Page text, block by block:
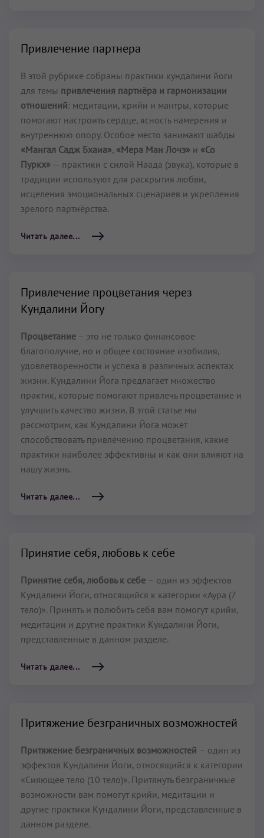
Привлечение партнера
В этой рубрике собраны практики кундалини йоги
для темы привлечения партнёра и гармонизации
отношений: медитации, крийи и мантры, которые
помогают настроить сердце, ясность намерения и
внутреннюю опору. Особое место занимают шабды
«Мангал Садж Бхаиа», «Мера Ман Лочэ» и «Со
Пуркх» — практики с силой Наада (звука), которые в
традиции используют для раскрытия любви,
исцеления эмоциональных сценариев и укрепления
зрелого партнёрства.
Читать далее...
Привлечение процветания через
Кундалини Йогу
Процветание – это не только финансовое
благополучие, но и общее состояние изобилия,
удовлетворенности и успеха в различных аспектах
жизни. Кундалини Йога предлагает множество
практик, которые помогают привлечь процветание и
улучшить качество жизни. В этой статье мы
рассмотрим, как Кундалини Йога может
способствовать привлечению процветания, какие
практики наиболее эффективны и как они влияют на
нашу жизнь.
Читать далее...
Принятие себя, любовь к себе
Принятие себя, любовь к себе – один из эффектов
Кундалини Йоги, относящийся к категории «Аура (7
тело)». Принять и полюбить себя вам помогут крийи,
медитации и другие практики Кундалини Йоги,
представленные в данном разделе.
Читать далее...
Притяжение безграничных возможностей
Притяжение безграничных возможностей – один из
эффектов Кундалини Йоги, относящийся к категории
«Сияющее тело (10 тело)». Притянуть безграничные
возможности вам помогут крийи, медитации и
другие практики Кундалини Йоги, представленные в
данном разделе.